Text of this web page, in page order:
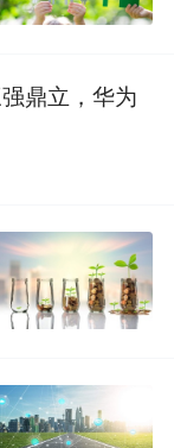
鼎立，华为